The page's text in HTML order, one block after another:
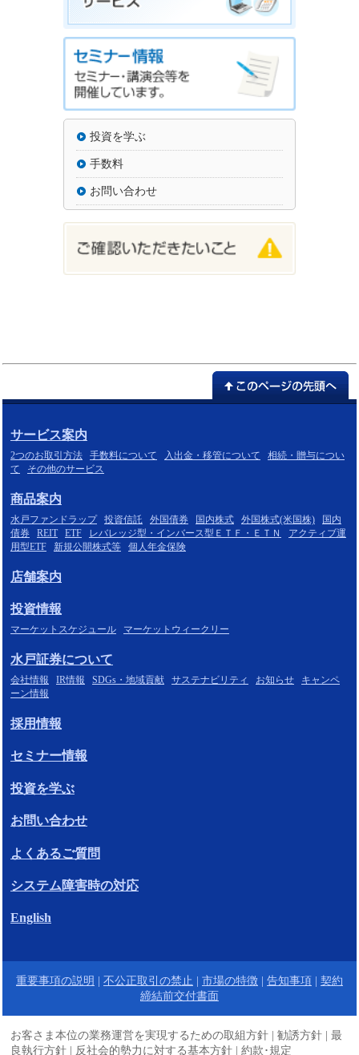
投資を学ぶ
手数料
お問い合わせ
サービス案内
2つのお取引方法 手数料について 入出金・移管について
相続・贈与につい
て
その他のサービス
商品案内
水戸ファンドラップ 投資信託 外国債券 国内株式 外国株式(米国株)
国内
債券
REIT ETF レバレッジ型・インバース型ＥＴＦ・ＥＴＮ
アクティブ運
用型ETF
新規公開株式等 個人年金保険
店舗案内
投資情報
マーケットスケジュール マーケットウィークリー
水戸証券について
会社情報 IR情報 SDGs・地域貢献 サステナビリティ お知らせ
キャンペ
ーン情報
採用情報
セミナー情報
投資を学ぶ
お問い合わせ
よくあるご質問
システム障害時の対応
English
重要事項の説明 | 不公正取引の禁止 | 市場の特徴 | 告知事項 | 契約
締結前交付書面
お客さま本位の業務運営を実現するための取組方針 | 勧誘方針 | 最
良執行方針 | 反社会的勢力に対する基本方針 | 約款･規定